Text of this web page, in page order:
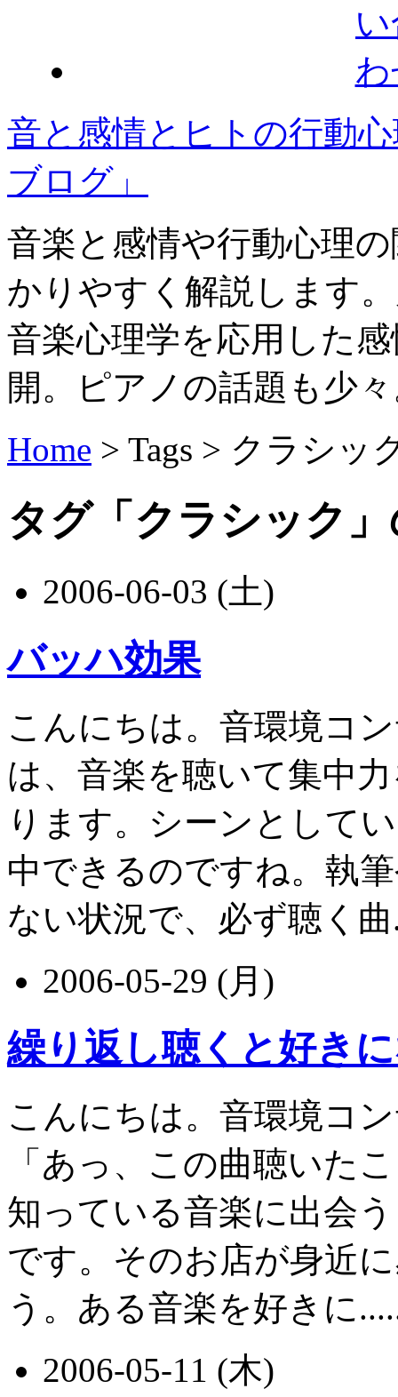
音と感情とヒトの行動
ブログ」
音楽と感情や行動心理
かりやすく解説します
音楽心理学を応用した
開。ピアノの話題も少
Home > Tags > クラシッ
タグ「クラシック
2006-06-03 (土)
バッハ効果
こんにちは。音環境コ
は、音楽を聴いて集中
ります。シーンとして
中できるのですね。執
ない状況で、必ず聴く曲
2006-05-29 (月)
繰り返し聴くと好き
こんにちは。音環境コ
「あっ、この曲聴いた
知っている音楽に出会
です。そのお店が身近
う。ある音楽を好きに
2006-05-11 (木)